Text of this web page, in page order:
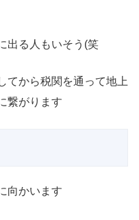
出る人もいそう(笑
てから税関を通って地上
繋がります
向かいます